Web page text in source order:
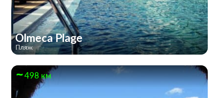
Olmeca Plage
Пляж
498 км